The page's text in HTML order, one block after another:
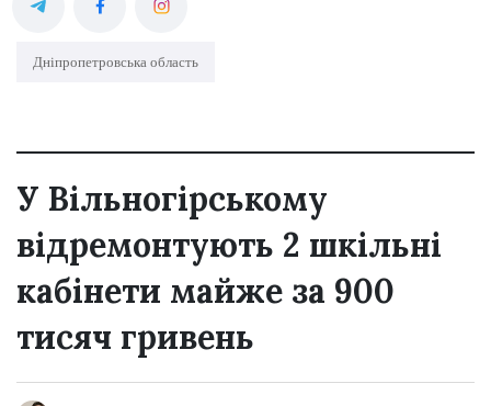
Дніпропетровська область
У Вільногірському
відремонтують 2 шкільні
кабінети майже за 900
тисяч гривень